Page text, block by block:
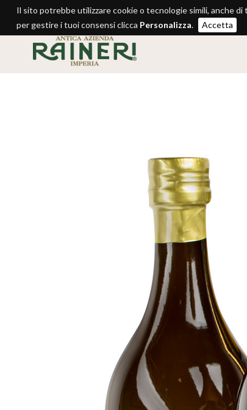
Il sito potrebbe utilizzare cookie o tecnologie simili, anche
per gestire i tuoi consensi clicca Personalizza. Accetta